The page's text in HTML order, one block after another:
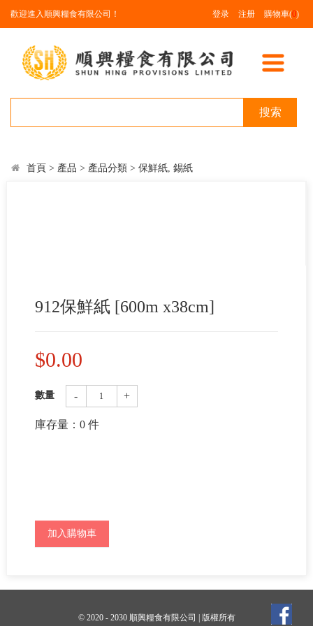
歡迎進入順興糧食有限公司！ 登录 注册 購物車(0)
搜索
首頁> 產品 > 產品分類> 保鮮紙, 錫紙
912保鮮紙 [600m x38cm]
$0.00
數量 - +
庫存量： 0件
加入購物車
© 2020 - 2030 順興糧食有限公司 | 版權所有